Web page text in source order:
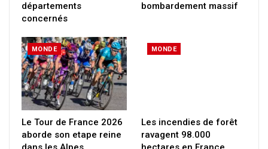
départements
concernés
bombardement massif
MONDE
Le Tour de France 2026
aborde son etape reine
MONDE
Les incendies de forêt
ravagent 98.000